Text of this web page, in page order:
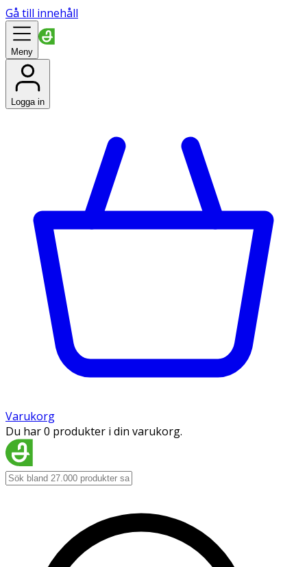
Gå till innehåll
Meny
Logga in
Varukorg
Du har 0 produkter i din varukorg.